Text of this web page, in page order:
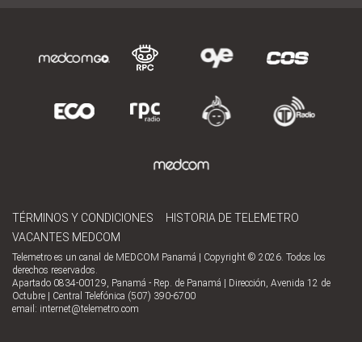
TÉRMINOS Y CONDICIONES
HISTORIA DE TELEMETRO
VACANTES MEDCOM
Telemetro es un canal de MEDCOM Panamá | Copyright © 2026. Todos los
derechos reservados.
Apartado 0834-00129, Panamá - Rep. de Panamá | Dirección, Avenida 12 de
Octubre | Central Telefónica (507) 390-6700
email: internet@telemetro.com